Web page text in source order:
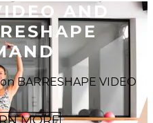
AND
BARRESHAPE VIDEO